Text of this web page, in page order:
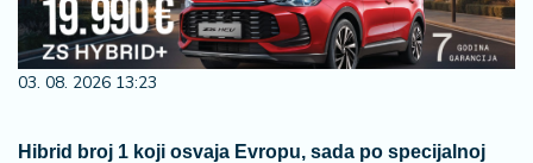
03. 08. 2026 13:23
Hibrid broj 1 koji osvaja Evropu, sada po specijalnoj